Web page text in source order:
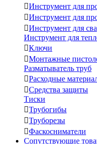
Инструмент для
Инструмент для
Инструмент для
Инструмент для
Ключи
Монтажные
Разматыватель труб
Расходные
Средства защиты
Тиски
Трубогибы
Труборезы
Фаскосниматели
Сопутствующие